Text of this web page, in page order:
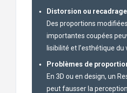
Distorsion ou
Des proportions
importantes coupées
lisibilité et l’esthétique du
Problèmes de
En 3D ou en design, un
peut fausser la